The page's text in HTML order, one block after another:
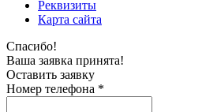
Реквизиты
Карта сайта
Спасибо!
Ваша заявка принята!
Оставить заявку
Номер телефона *